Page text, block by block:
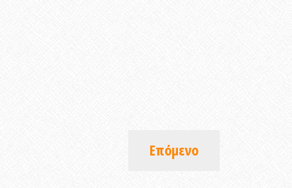
Επόμενο